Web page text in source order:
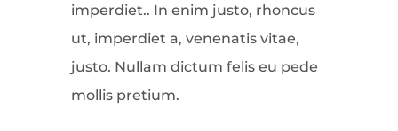
imperdiet.. In enim justo, rhoncus
ut, imperdiet a, venenatis vitae,
justo. Nullam dictum felis eu pede
mollis pretium.